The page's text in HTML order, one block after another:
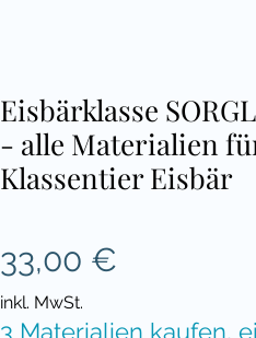
Eisbärklasse
- alle Materialien
Klassentier Eisbär
33,00 €
inkl. MwSt.
3 Materialien kaufen,